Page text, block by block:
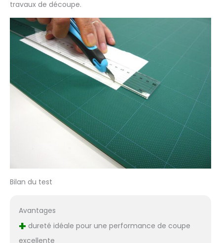
travaux de découpe.
Bilan du test
Avantages
+ dureté idéale pour une performance de coupe
excellente